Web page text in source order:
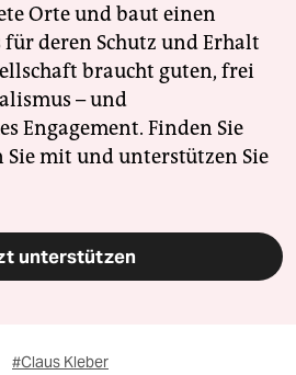
Orte und baut einen
deren Schutz und Erhalt
braucht guten, frei
– und
Engagement. Finden Sie
Sie mit und unterstützen Sie
unterstützen
#Claus Kleber